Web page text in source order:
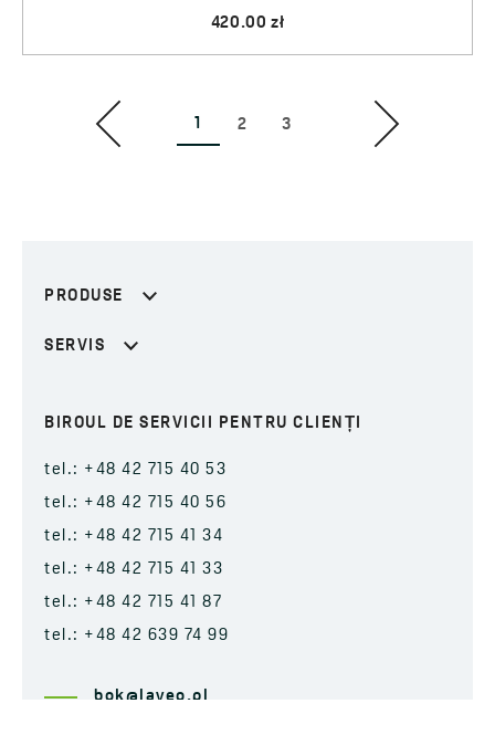
420.00 zł
1 2 3
PRODUSE
SERVIS
BIROUL DE SERVICII PENTRU CLIENȚI
tel.: +48 42 715 40 53
tel.: +48 42 715 40 56
tel.: +48 42 715 41 34
tel.: +48 42 715 41 33
tel.: +48 42 715 41 87
tel.: +48 42 639 74 99
bok@laveo.pl